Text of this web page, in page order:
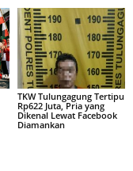
TKW Tulungagung Tertipu
Rp622 Juta, Pria yang
Dikenal Lewat Facebook
Diamankan